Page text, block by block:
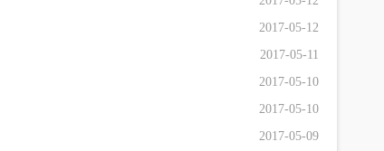
2017-05-12
2017-05-11
2017-05-10
2017-05-10
2017-05-09